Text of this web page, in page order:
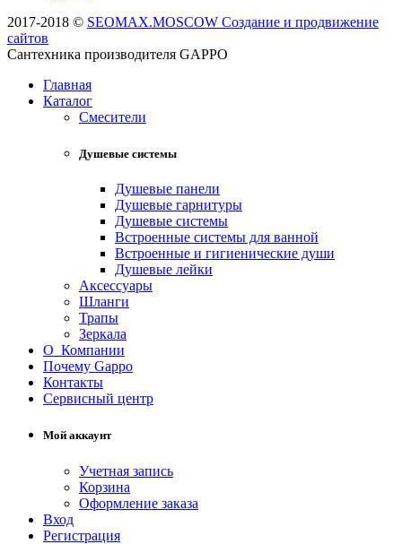
2017-2018 © SEOMAX.MOSCOW Создание и продвижение
сайтов
Сантехника производителя GAPPO
Главная
Каталог
Смесители
Душевые системы
Душевые панели
Душевые гарнитуры
Душевые системы
Встроенные системы для ванной
Встроенные и гигиенические души
Душевые лейки
Аксессуары
Шланги
Трапы
Зеркала
О Компании
Почему Gappo
Контакты
Сервисный центр
Мой аккаунт
Учетная запись
Корзина
Оформление заказа
Вход
Регистрация